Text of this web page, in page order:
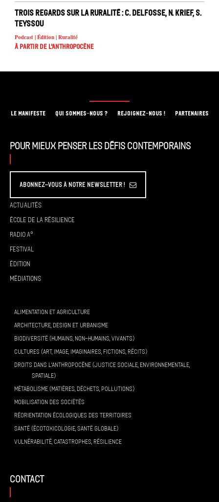
Trois regards sur la ruralité : C. Delfosse, N. Krief, S.
Teyssou
Podcast | Édition | Ruralité
À partir de l'anthropocène
LE MANIFESTE QUI SOMMES-NOUS ? REJOIGNEZ-NOUS ! PARTENAIRES
Pour mieux penser les défis contemporains
Abonnez-vous à Notre Newsletter !
Actualités
École de la résilience
Radio A°
Festival
Édition
Médiations
ALIMENTATION ET AGRICULTURE
ARCHITECTURE, DESIGN ET URBANISME
BIODIVERSITÉ (HUMAINS, NON-HUMAINS, VIVANTS)
CULTURES (ART, IMAGE, IMAGINAIRES, FICTIONS, RÉCITS)
DROITS DANS L’ANTHROPOCÈNE (JUSTICE SOCIALE, ENVIRONNEMENTALE,
SPATIALE)
MÉTABOLISME (MATIÈRES, DÉCHETS, POLLUTIONS)
MOBILISATION DES SOCIÉTÉS
RÉORIENTATION ÉCOLOGIQUES DES TERRITOIRES
SANTÉ (ÉCOTOXICOLOGIE, SANTÉ GLOBALE)
VULNÉRABILITÉ, CATASTROPHES, RÉSILIENCE
contact